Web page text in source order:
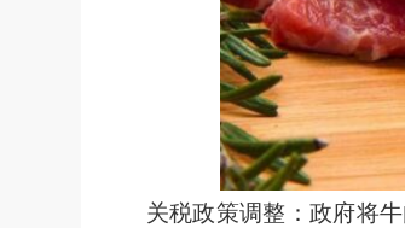
关税政策调整：政府将牛